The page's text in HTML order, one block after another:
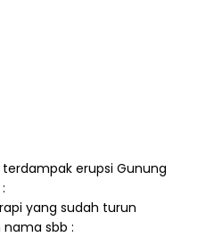
erupsi Gunung
yang sudah turun
nama sbb :